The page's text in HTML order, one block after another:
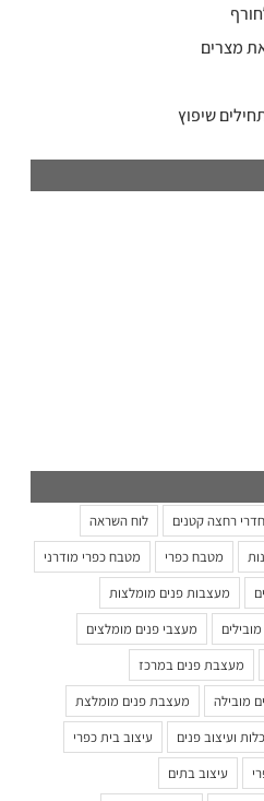
מצרים
שיפוץ
חדרי רחצה קטנים
לוח השראה
מטבח כפרי
מטבח כפרי מודרני
מעצבות פנים מומלצות
מעצבי פנים מומלצים
מעצבת פנים במרכז
מובילה
מעצבת פנים מומלצת
ועיצוב פנים
עיצוב בית כפרי
עיצוב בתים